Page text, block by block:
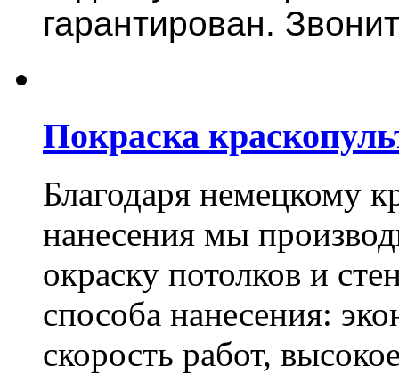
гарантирован.
Покраска
Благодаря немецкому
нанесения мы
окраску потолков и
способа нанесения:
скорость работ,